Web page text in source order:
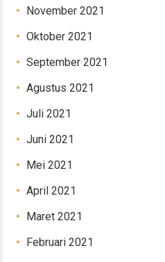
November 2021
Oktober 2021
September 2021
Agustus 2021
Juli 2021
Juni 2021
Mei 2021
April 2021
Maret 2021
Februari 2021